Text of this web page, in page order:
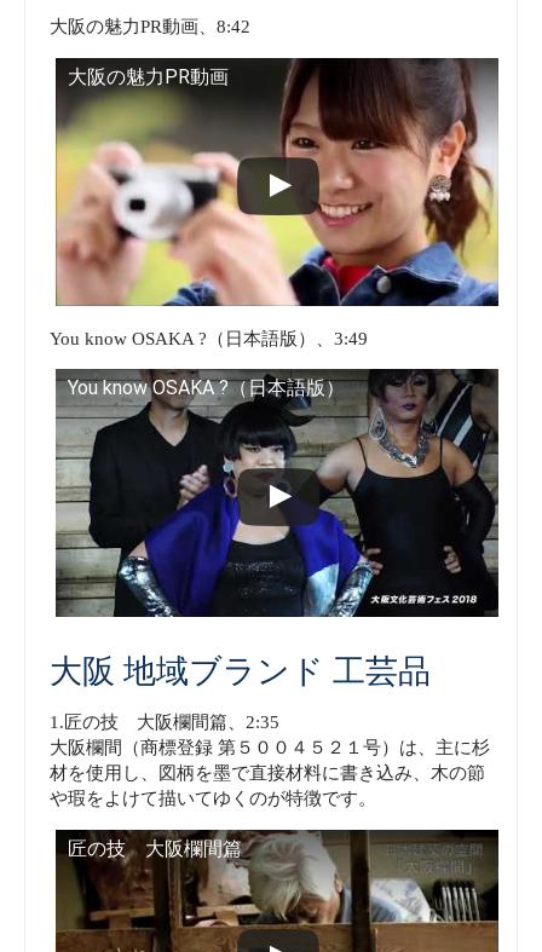
大阪の魅力PR動画、8:42
大阪の魅力PR動画
You know OSAKA ?（日本語版）、3:49
You know OSAKA ?（日本語版）
大阪 地域ブランド 工芸品
1.匠の技 大阪欄間篇、2:35
大阪欄間（商標登録 第５００４５２１号）は、主に杉
材を使用し、図柄を墨で直接材料に書き込み、木の節
や瑕をよけて描いてゆくのが特徴です。
匠の技 大阪欄間篇